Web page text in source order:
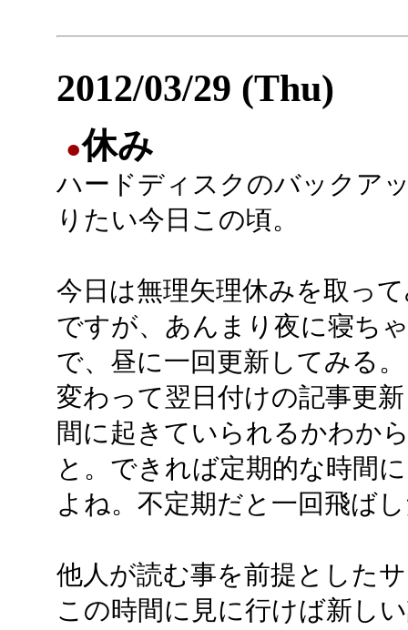
2012/03/29 (Thu)
●休み
ハードディスクのバックア
りたい今日この頃。
今日は無理矢理休みを取っ
ですが、あんまり夜に寝ち
で、昼に一回更新してみる
変わって翌日付けの記事更
間に起きていられるかわか
と。できれば定期的な時間
よね。不定期だと一回飛ば
他人が読む事を前提とした
この時間に見に行けば新し